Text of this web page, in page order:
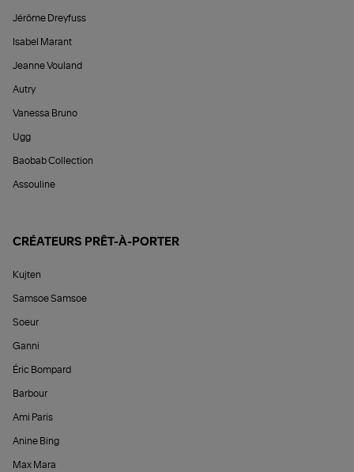
Jérôme Dreyfuss
Isabel Marant
Jeanne Vouland
Autry
Vanessa Bruno
Ugg
Baobab Collection
Assouline
CRÉATEURS PRÊT-À-PORTER
Kujten
Samsoe Samsoe
Soeur
Ganni
Éric Bompard
Barbour
Ami Paris
Anine Bing
Max Mara